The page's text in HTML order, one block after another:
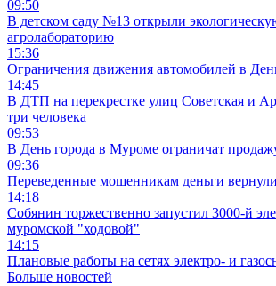
09:50
В детском саду №13 открыли
агролабораторию
15:36
Ограничения движения автомобилей в
14:45
В ДТП на перекрестке улиц Советская и
три человека
09:53
В День города в Муроме ограничат
09:36
Переведенные мошенникам деньги
14:18
Собянин торжественно запустил 3000-й
муромской "ходовой"
14:15
Плановые работы на сетях электро- и
Больше новостей